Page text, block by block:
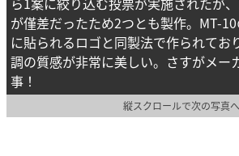
が僅差だったため2つとも製作。MT-
に貼られるロゴと同製法で作られてお
調の質感が非常に美しい。さすがメー
事！
縦スクロールで次の写真へ